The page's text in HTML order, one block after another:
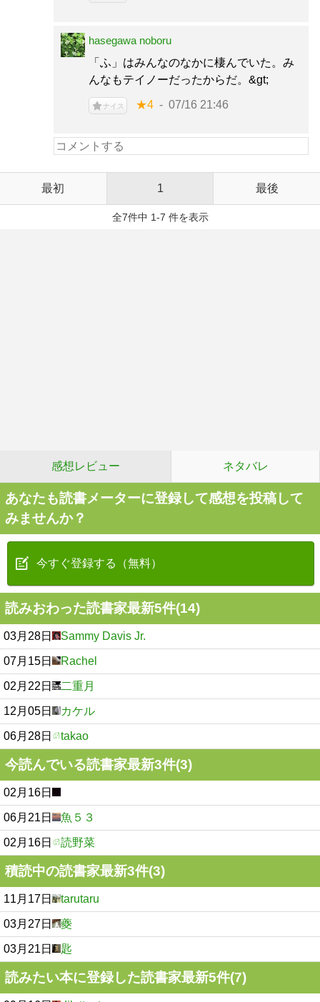
hasegawa noboru
「ふ」はみんなのなかに棲んでいた。み
んなもテイノーだったからだ。&gt;
ナイス ★4 07/16 21:46
最初 1 最後
全7件中 1-7 件を表示
感想レビュー ネタバレ
あなたも読書メーターに登録して感想を投稿して
みませんか？
今すぐ登録する（無料）
読みおわった読書家最新5件(14)
03月28日 Sammy Davis Jr.
07月15日 Rachel
02月22日 二重月
12月05日 カケル
06月28日 takao
今読んでいる読書家最新3件(3)
02月16日
06月21日 魚５３
02月16日 読野菜
積読中の読書家最新3件(3)
11月17日 tarutaru
03月27日 夔
03月21日 匙
読みたい本に登録した読書家最新5件(7)